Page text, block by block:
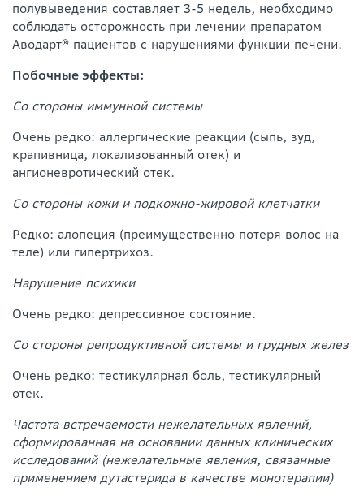
полувыведения составляет 3-5 недель, необходимо
соблюдать осторожность при лечении препаратом
Аводарт® пациентов с нарушениями функции печени.
Побочные эффекты:
Со стороны иммунной системы
Очень редко: аллергические реакции (сыпь, зуд,
крапивница, локализованный отек) и
ангионевротический отек.
Со стороны кожи и подкожно-жировой клетчатки
Редко: алопеция (преимущественно потеря волос на
теле) или гипертрихоз.
Нарушение психики
Очень редко: депрессивное состояние.
Со стороны репродуктивной системы и грудных желез
Очень редко: тестикулярная боль, тестикулярный
отек.
Частота встречаемости нежелательных явлений,
сформированная на основании данных клинических
исследований (нежелательные явления, связанные
применением дутастерида в качестве монотерапии)